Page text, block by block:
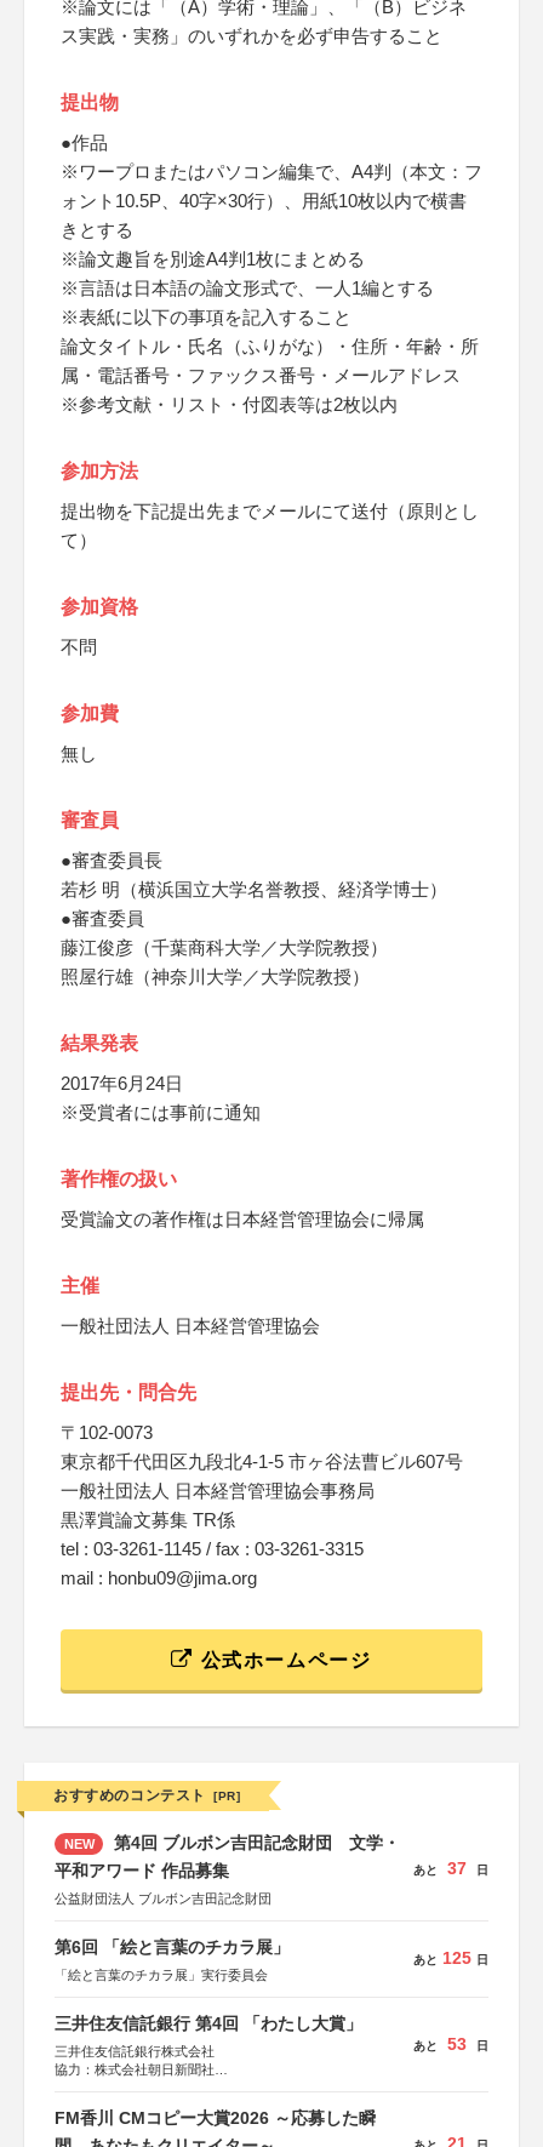
※論文には「（A）学術・理論」、「（B）ビジネ
ス実践・実務」のいずれかを必ず申告すること
提出物
●作品
※ワープロまたはパソコン編集で、A4判（本文：フ
ォント10.5P、40字×30行）、用紙10枚以内で横書
きとする
※論文趣旨を別途A4判1枚にまとめる
※言語は日本語の論文形式で、一人1編とする
※表紙に以下の事項を記入すること
論文タイトル・氏名（ふりがな）・住所・年齢・所
属・電話番号・ファックス番号・メールアドレス
※参考文献・リスト・付図表等は2枚以内
参加方法
提出物を下記提出先までメールにて送付（原則とし
て）
参加資格
不問
参加費
無し
審査員
●審査委員長
若杉 明（横浜国立大学名誉教授、経済学博士）
●審査委員
藤江俊彦（千葉商科大学／大学院教授）
照屋行雄（神奈川大学／大学院教授）
結果発表
2017年6月24日
※受賞者には事前に通知
著作権の扱い
受賞論文の著作権は日本経営管理協会に帰属
主催
一般社団法人 日本経営管理協会
提出先・問合先
〒102-0073
東京都千代田区九段北4-1-5 市ヶ谷法曹ビル607号
一般社団法人 日本経営管理協会事務局
黒澤賞論文募集 TR係
tel : 03-3261-1145 / fax : 03-3261-3315
mail : honbu09@jima.org
公式ホームページ
おすすめのコンテスト [PR]
NEW
第4回 ブルボン吉田記念財団 文学・
平和アワード 作品募集
公益財団法人 ブルボン吉田記念財団
あと 37 日
第6回 「絵と言葉のチカラ展」
「絵と言葉のチカラ展」実行委員会
あと 125 日
三井住友信託銀行 第4回 「わたし大賞」
三井住友信託銀行株式会社
協力：株式会社朝日新聞社
あと 53 日
FM香川 CMコピー大賞2026 ～応募した瞬